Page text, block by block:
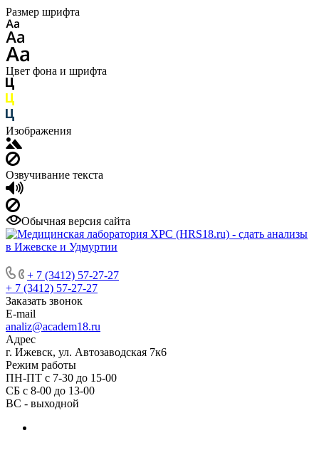
Размер шрифта
Цвет фона и шрифта
Изображения
Озвучивание текста
Обычная версия сайта
+ 7 (3412) 57-27-27
+ 7 (3412) 57-27-27
Заказать звонок
E-mail
analiz@academ18.ru
Адрес
г. Ижевск, ул. Автозаводская 7к6
Режим работы
ПН-ПТ с 7-30 до 15-00
СБ с 8-00 до 13-00
ВС - выходной